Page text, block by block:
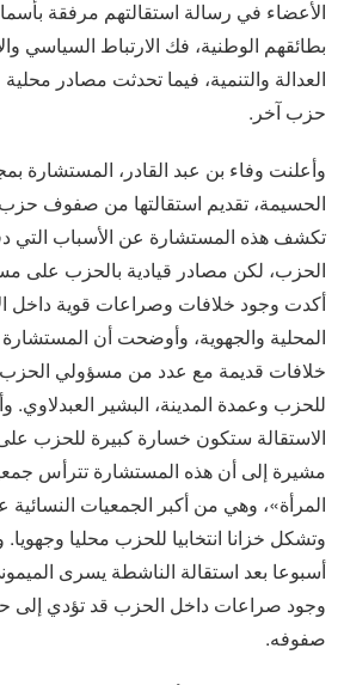
الأعضاء في رسالة استقالتهم مرفقة
بطائقهم الوطنية، فك الارتباط السياسي
العدالة والتنمية، فيما تحدثت مصادر
حزب آخر.
وأعلنت وفاء بن عبد القادر،
الحسيمة، تقديم استقالتها من صفوف حزب
تكشف هذه المستشارة عن الأسباب التي
الحزب، لكن مصادر قيادية بالحزب على
أكدت وجود خلافات وصراعات قوية داخل
المحلية والجهوية، وأوضحت أن المستشارة
خلافات قديمة مع عدد من مسؤولي
للحزب وعمدة المدينة، البشير العبدلاوي.
الاستقالة ستكون خسارة كبيرة للحزب
مشيرة إلى أن هذه المستشارة تترأس
المرأة»، وهي من أكبر الجمعيات
وتشكل خزانا انتخابيا للحزب محليا وجهويا.
أسبوعا بعد استقالة الناشطة يسرى
وجود صراعات داخل الحزب قد تؤدي إلى
صفوفه.